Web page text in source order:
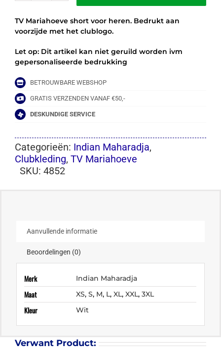
MARIAHOEVE
SHORT
-
aantal
TV Mariahoeve short voor heren. Bedrukt aan
voorzijde met het clublogo.
Let op: Dit artikel kan niet geruild worden ivm
gepersonaliseerde bedrukking
BETROUWBARE WEBSHOP
GRATIS VERZENDEN VANAF €50,-
DESKUNDIGE SERVICE
Categorieën: Indian Maharadja,
Clubkleding, TV Mariahoeve
SKU: 4852
Aanvullende informatie
Beoordelingen (0)
Merk Indian Maharadja
Maat XS,S, M, L,XL,XXL,3XL
Kleur Wit
Verwant Product: